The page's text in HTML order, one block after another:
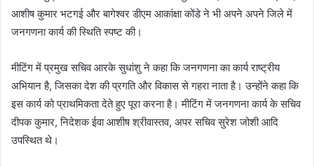
आशीष कुमार भटगई और बागेश्वर डीएम आकांक्षा कोंडे ने भी अपने अपने जिले में
जनगणना कार्य की स्थिति स्पष्ट की।
मीटिंग में प्रमुख सचिव आरके सुधांशु ने कहा कि जनगणना का कार्य राष्ट्रीय
अभियान है, जिसका देश की प्रगति और विकास से गहरा नाता है। उन्होंने कहा कि
इस कार्य को प्राथमिकता देते हुए पूरा करना है। मीटिंग में जनगणना कार्य के सचिव
दीपक कुमार, निदेशक ईवा आशीष श्रीवास्तव, अपर सचिव सुरेश जोशी आदि
उपस्थित थे।